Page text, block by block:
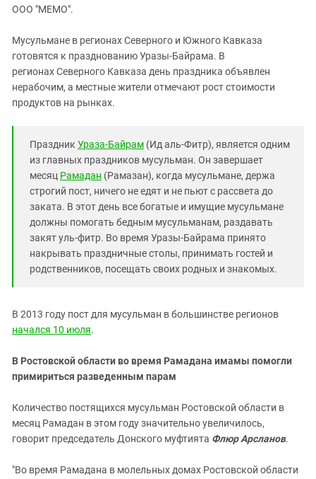
ИНАКОМЫСЛИЕ В ЧЕЧНЕ
ПРЕСЛЕДОВАНИЕ АКТИВИСТОВ
МОБИЛИЗАЦИЯ И ПРОТЕСТЫ
Дагестан
Кабардино-Балкария
Калмыкия
Карачаево-Черкесия
Нагорный Карабах
Российская Федерация
Ростовская область
Северная Осетия - Алания
Ставропольский край
Чечня
Южный Кавказ
ООО "МЕМО".
Мусульмане в регионах Северного и Южного Кавказа
готовятся к празднованию Уразы-Байрама. В
регионах Северного Кавказа день праздника объявлен
нерабочим, а местные жители отмечают рост стоимости
продуктов на рынках.
Праздник Ураза-Байрам (Ид аль-Фитр), является одним
из главных праздников мусульман. Он завершает
месяц Рамадан (Рамазан), когда мусульмане, держа
строгий пост, ничего не едят и не пьют с рассвета до
заката. В этот день все богатые и имущие мусульмане
должны помогать бедным мусульманам, раздавать
закят уль-фитр. Во время Уразы-Байрама принято
накрывать праздничные столы, принимать гостей и
родственников, посещать своих родных и знакомых.
В 2013 году пост для мусульман в большинстве регионов
начался 10 июля.
В Ростовской области во время Рамадана имамы помогли
примириться разведенным парам
Количество постящихся мусульман Ростовской области в
месяц Рамадан в этом году значительно увеличилось,
говорит председатель Донского муфтията Флюр Арсланов.
"Во время Рамадана в молельных домах Ростовской области